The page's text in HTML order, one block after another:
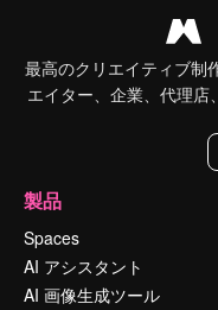
最高のクリエイティブ制
エイター、企業、代理店
製品
Spaces
AI アシスタント
AI 画像生成ツール